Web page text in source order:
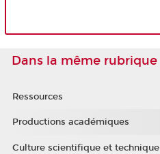
Dans la même rubrique
Ressources
Productions académiques
Culture scientifique et technique